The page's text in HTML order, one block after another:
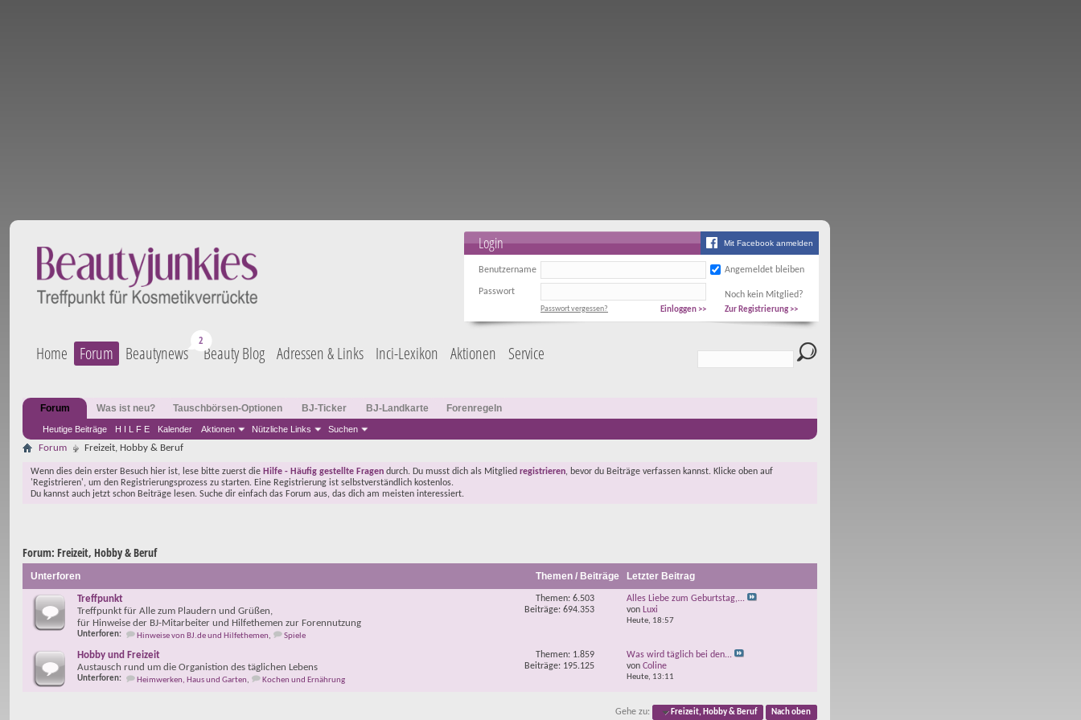
Mit Facebook anmelden
Login
Benutzername Angemeldet bleiben
Passwort Noch kein Mitglied?
Einloggen >>
Passwort vergessen? Zur Registrierung >>
Home Forum Beautynews Beauty Blog Adressen & Links Inci-Lexikon Aktionen Service
Forum
Heutige Beiträge H I L F E Kalender Aktionen Nützliche Links Suchen
Was ist neu? Tauschbörsen-Optionen BJ-Ticker BJ-Landkarte Forenregeln
Forum Freizeit, Hobby & Beruf
Wenn dies dein erster Besuch hier ist, lese bitte zuerst die Hilfe - Häufig gestellte Fragen durch. Du musst dich als Mitglied registrieren, bevor du Beiträge verfassen kannst. Klicke oben auf
'Registrieren', um den Registrierungsprozess zu starten. Eine Registrierung ist selbstverständlich kostenlos.
Du kannst auch jetzt schon Beiträge lesen. Suche dir einfach das Forum aus, das dich am meisten interessiert.
Forum: Freizeit, Hobby & Beruf
Unterforen Themen / Beiträge Letzter Beitrag
Treffpunkt
Treffpunkt für Alle zum Plaudern und Grüßen,
für Hinweise der BJ-Mitarbeiter und Hilfethemen zur Forennutzung
Unterforen: Hinweise von BJ.de und Hilfethemen, Spiele
Themen: 6.503
Beiträge: 694.353
Alles Liebe zum Geburtstag,...
von Luxi
Heute, 18:57
Hobby und Freizeit
Austausch rund um die Organistion des täglichen Lebens
Unterforen: Heimwerken, Haus und Garten, Kochen und Ernährung
Themen: 1.859
Beiträge: 195.125
Was wird täglich bei den...
von Coline
Heute, 13:11
Gehe zu: Freizeit, Hobby & Beruf Nach oben